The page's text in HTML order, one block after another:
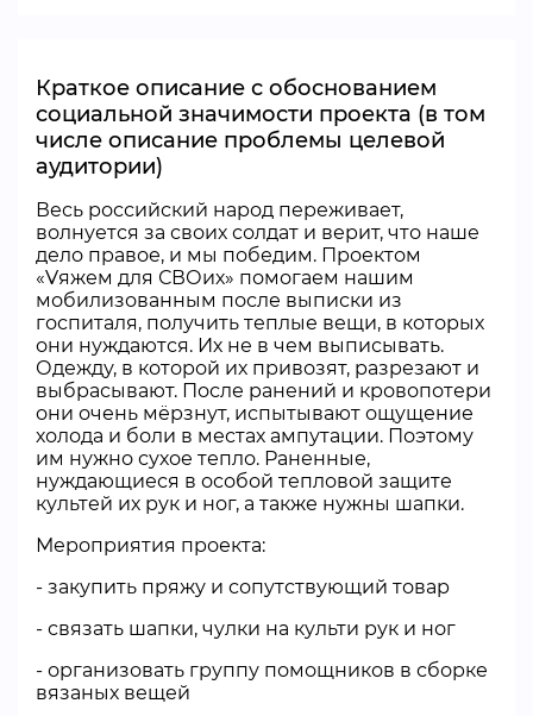
Краткое описание с обоснованием
социальной значимости проекта (в том
числе описание проблемы целевой
аудитории)
Весь российский народ переживает,
волнуется за своих солдат и верит, что наше
дело правое, и мы победим. Проектом
«Vяжем для СВОих» помогаем нашим
мобилизованным после выписки из
госпиталя, получить теплые вещи, в которых
они нуждаются. Их не в чем выписывать.
Одежду, в которой их привозят, разрезают и
выбрасывают. После ранений и кровопотери
они очень мёрзнут, испытывают ощущение
холода и боли в местах ампутации. Поэтому
им нужно сухое тепло. Раненные,
нуждающиеся в особой тепловой защите
культей их рук и ног, а также нужны шапки.
Мероприятия проекта:
- закупить пряжу и сопутствующий товар
- связать шапки, чулки на культи рук и ног
- организовать группу помощников в сборке
вязаных вещей